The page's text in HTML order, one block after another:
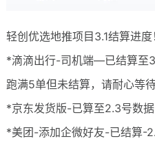
轻创优选地推项目3.1结算进度
*滴滴出行-司机端—已结算至
跑满5单但未结算，请耐心等
*京东发货版-已算至2.3号数据
*美团-添加企微好友-已结算-